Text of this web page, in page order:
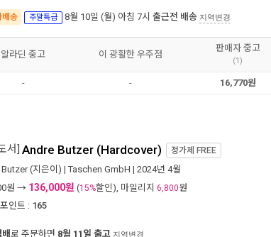
배송 주말특급 8월 10일 (월) 아침 7시 출근전 배송 지역변경
알라딘 중고 이 광활한 우주점
판매자 중고
(1)
- - 16,770원
서] Andre Butzer (Hardcover) 정가제 FREE
(지은이) |Taschen GmbH | 2024년 4월
원 → 136,000원 (15%할인), 마일리지 6,800원
인트 : 165
로 주문하면 8월 11일 출고 지역변경